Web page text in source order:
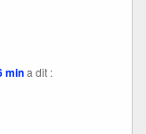
mina dit :